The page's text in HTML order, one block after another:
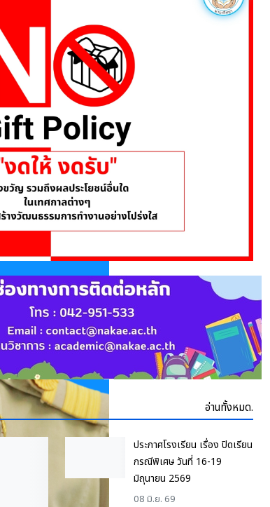
อ่านทั้งหมด.
ประกาศโรงเรียน เรื่อง ปิดเรียน
กรณีพิเศษ วันที่ 16-19
มิถุนายน 2569
08 มิ.ย. 69